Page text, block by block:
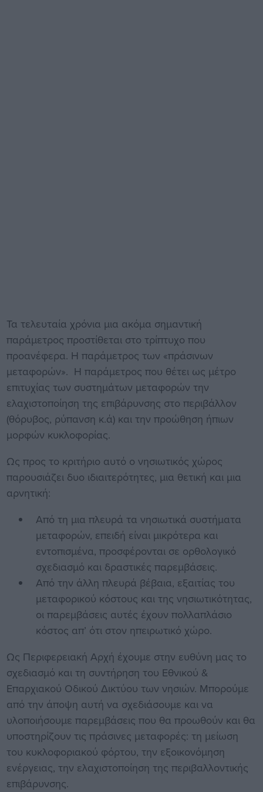
Τα τελευταία χρόνια μια ακόμα σημαντική
παράμετρος προστίθεται στο τρίπτυχο που
προανέφερα. Η παράμετρος των «πράσινων
μεταφορών». Η παράμετρος που θέτει ως μέτρο
επιτυχίας των συστημάτων μεταφορών την
ελαχιστοποίηση της επιβάρυνσης στο περιβάλλον
(θόρυβος, ρύπανση κ.ά) και την προώθηση ήπιων
μορφών κυκλοφορίας.
Ως προς το κριτήριο αυτό ο νησιωτικός χώρος
παρουσιάζει δυο ιδιαιτερότητες, μια θετική και μια
αρνητική:
Από τη μια πλευρά τα νησιωτικά συστήματα
μεταφορών, επειδή είναι μικρότερα και
εντοπισμένα, προσφέρονται σε ορθολογικό
σχεδιασμό και δραστικές παρεμβάσεις.
Από την άλλη πλευρά βέβαια, εξαιτίας του
μεταφορικού κόστους και της νησιωτικότητας,
οι παρεμβάσεις αυτές έχουν πολλαπλάσιο
κόστος απ’ ότι στον ηπειρωτικό χώρο.
Ως Περιφερειακή Αρχή έχουμε στην ευθύνη μας το
σχεδιασμό και τη συντήρηση του Εθνικού &
Επαρχιακού Οδικού Δικτύου των νησιών. Μπορούμε
από την άποψη αυτή να σχεδιάσουμε και να
υλοποιήσουμε παρεμβάσεις που θα προωθούν και θα
υποστηρίζουν τις πράσινες μεταφορές: τη μείωση
του κυκλοφοριακού φόρτου, την εξοικονόμηση
ενέργειας, την ελαχιστοποίηση της περιβαλλοντικής
επιβάρυνσης.